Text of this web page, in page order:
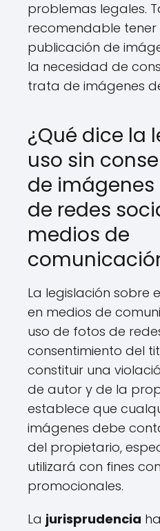
problemas legales.
recomendable
publicación de
la necesidad de
trata de imágenes
¿Qué dice la
uso sin
de
de redes
medios de
La legislación sobre
en medios de
uso de fotos de
consentimiento del
constituir una
de autor y de la
establece que
imágenes debe
del propietario,
utilizará con fines
promocionales.
La jurisprudencia